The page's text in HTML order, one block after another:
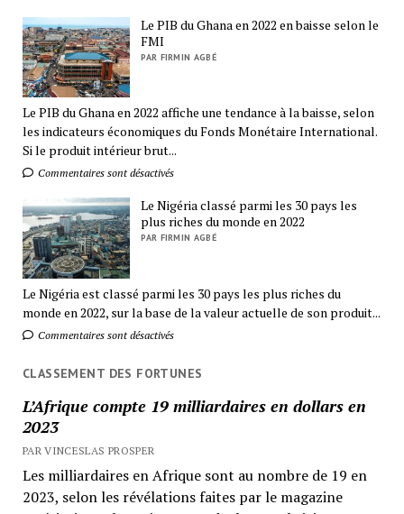
Le PIB du Ghana en 2022 en baisse selon le
FMI
PAR FIRMIN AGBÉ
Le PIB du Ghana en 2022 affiche une tendance à la baisse, selon
les indicateurs économiques du Fonds Monétaire International.
Si le produit intérieur brut...
Commentaires sont désactivés
Le Nigéria classé parmi les 30 pays les
plus riches du monde en 2022
PAR FIRMIN AGBÉ
Le Nigéria est classé parmi les 30 pays les plus riches du
monde en 2022, sur la base de la valeur actuelle de son produit...
Commentaires sont désactivés
CLASSEMENT DES FORTUNES
L’Afrique compte 19 milliardaires en dollars en
2023
PAR VINCESLAS PROSPER
Les milliardaires en Afrique sont au nombre de 19 en
2023, selon les révélations faites par le magazine